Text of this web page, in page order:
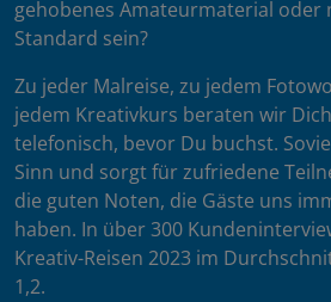
gehobenes Amateurmaterial oder
Standard sein?
Zu jeder Malreise, zu jedem
jedem Kreativkurs beraten wir
telefonisch, bevor Du buchst.
Sinn und sorgt für zufriedene
die guten Noten, die Gäste uns
haben. In über 300
Kreativ-Reisen 2023 im
1,2.